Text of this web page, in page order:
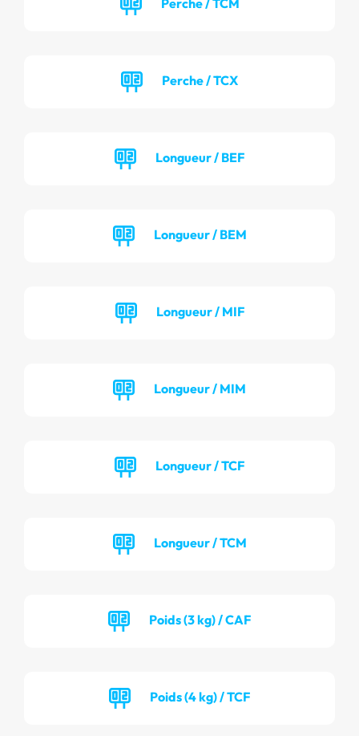
Perche / TCX
Longueur / BEF
Longueur / BEM
Longueur / MIF
Longueur / MIM
Longueur / TCF
Longueur / TCM
Poids (3 kg) / CAF
Poids (4 kg) / TCF